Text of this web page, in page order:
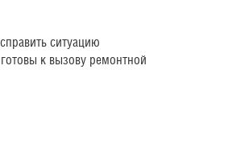
ситуацию
к вызову ремонтной